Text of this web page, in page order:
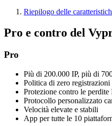
Riepilogo delle
Pro e contro del
Pro
Più di 200.000 IP, più di
Politica di zero registrazioni
Protezione contro le perdite
Protocollo personalizzato
Velocità elevate e stabili
App per tutte le 10